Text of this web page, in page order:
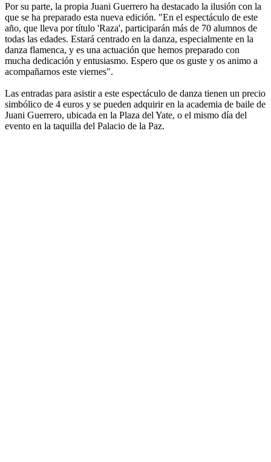
Por su parte, la propia Juani Guerrero ha destacado la ilusión con la
que se ha preparado esta nueva edición. "En el espectáculo de este
año, que lleva por título 'Raza', participarán más de 70 alumnos de
todas las edades. Estará centrado en la danza, especialmente en la
danza flamenca, y es una actuación que hemos preparado con
mucha dedicación y entusiasmo. Espero que os guste y os animo a
acompañarnos este viernes".
Las entradas para asistir a este espectáculo de danza tienen un precio
simbólico de 4 euros y se pueden adquirir en la academia de baile de
Juani Guerrero, ubicada en la Plaza del Yate, o el mismo día del
evento en la taquilla del Palacio de la Paz.